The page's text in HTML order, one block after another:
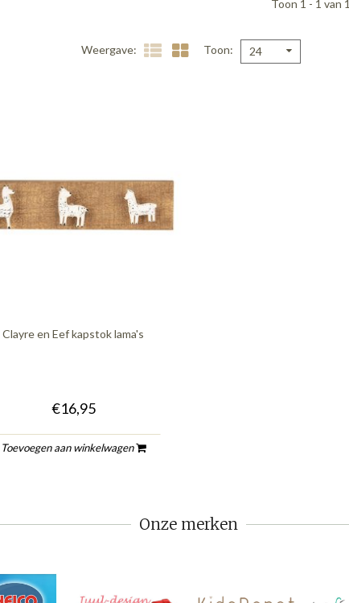
Toon 1 - 1 van 1
Weergave Toon 24
Clayre en Eef kapstok lama's
€16,95
Toevoegen aan winkelwagen
Onze merken